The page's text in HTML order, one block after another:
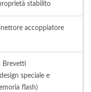
stabilito
accoppiatore
Brevetti
speciale e
flash)